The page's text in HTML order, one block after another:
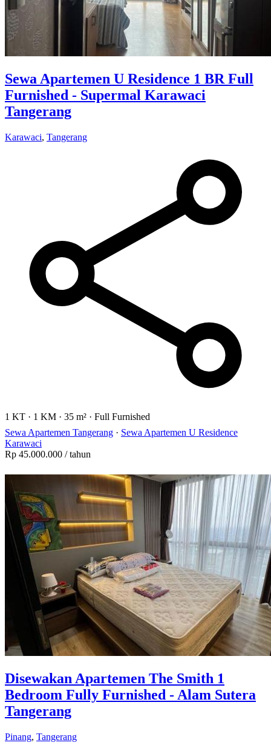
Sewa Apartemen U Residence 1 BR Full
Furnished - Supermal Karawaci
Tangerang
Karawaci, Tangerang
1 KT · 1 KM · 35 m² · Full Furnished
Sewa Apartemen Tangerang · Sewa Apartemen U Residence
Karawaci
Rp 45.000.000 / tahun
Disewakan Apartemen The Smith 1
Bedroom Fully Furnished - Alam Sutera
Tangerang
Pinang, Tangerang